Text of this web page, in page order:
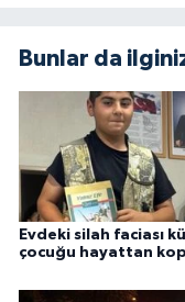
Bunlar da
Evdeki silah faciası
çocuğu hayattan